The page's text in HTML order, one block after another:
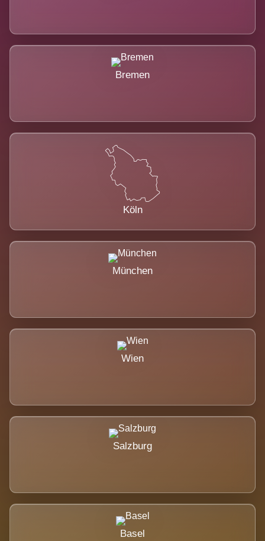
Bremen
Köln
München
Wien
Salzburg
Basel